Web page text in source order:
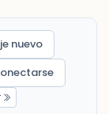
nuevo